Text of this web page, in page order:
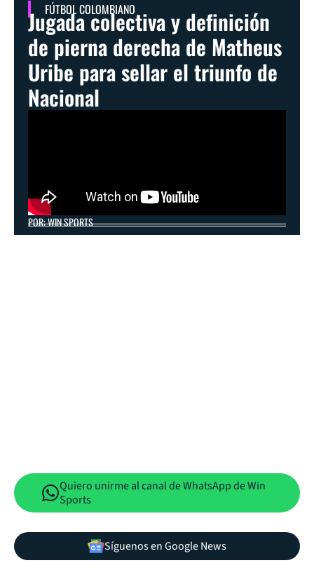
FÚTBOL COLOMBIANO
Jugada colectiva y definición
de pierna derecha de Matheus
Uribe para sellar el triunfo de
Nacional
POR: WIN SPORTS
Quiero unirme al canal de WhatsApp de Win
Sports
Síguenos en Google News